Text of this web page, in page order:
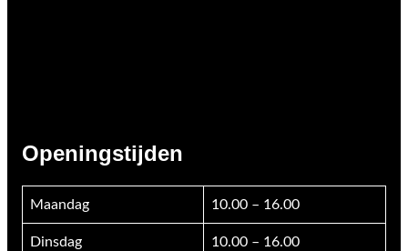
Openingstijden
Maandag 10.00 – 16.00
Dinsdag 10.00 – 16.00